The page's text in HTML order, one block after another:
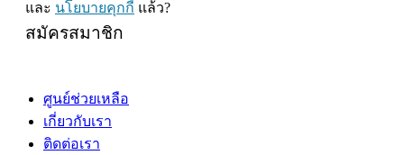
และ นโยบายคุกกี้ แล้ว?
สมัครสมาชิก
ศูนย์ช่วยเหลือ
เกี่ยวกับเรา
ติดต่อเรา